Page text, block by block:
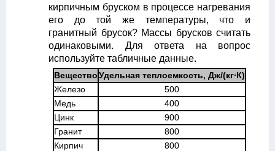
кирпичным бруском в процессе нагревания
его до той же температуры, что и
гранитный брусок? Массы брусков считать
одинаковыми. Для ответа на вопрос
используйте табличные данные.
ВеществоУдельная теплоемкость, Дж/(кг∙К)
Железо
500
Медь
400
Цинк
900
Гранит
800
Кирпич
800